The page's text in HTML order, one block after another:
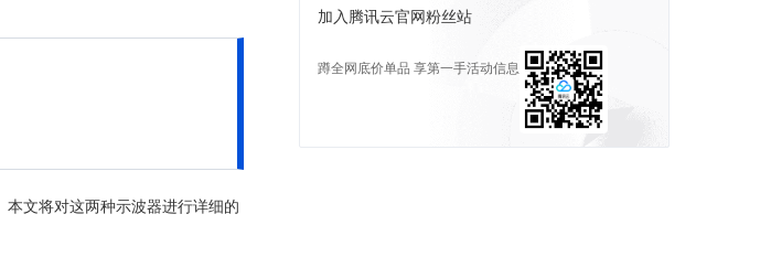
文将对这两种示波器进行详细的
加入腾讯云官网粉丝站
蹲全网底价单品 享第一手活动信息